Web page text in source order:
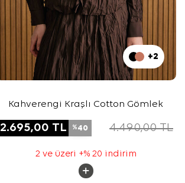
+2
Kahverengi Kraşlı Cotton Gömlek
2.695,00 TL %40 4.490,00TL
2 ve üzeri +% 20 indirim